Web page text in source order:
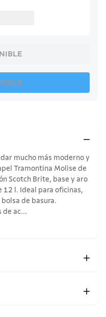
mucho más moderno y
Tramontina Molise de
Scotch Brite, base y aro
l. Ideal para oficinas,
de basura.
de ac...